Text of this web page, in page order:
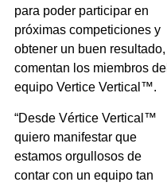
para poder participar en
próximas competiciones y
obtener un buen resultado,
comentan los miembros del
equipo Vertice Vertical™.
“Desde Vértice Vertical™
quiero manifestar que
estamos orgullosos de
contar con un equipo tan